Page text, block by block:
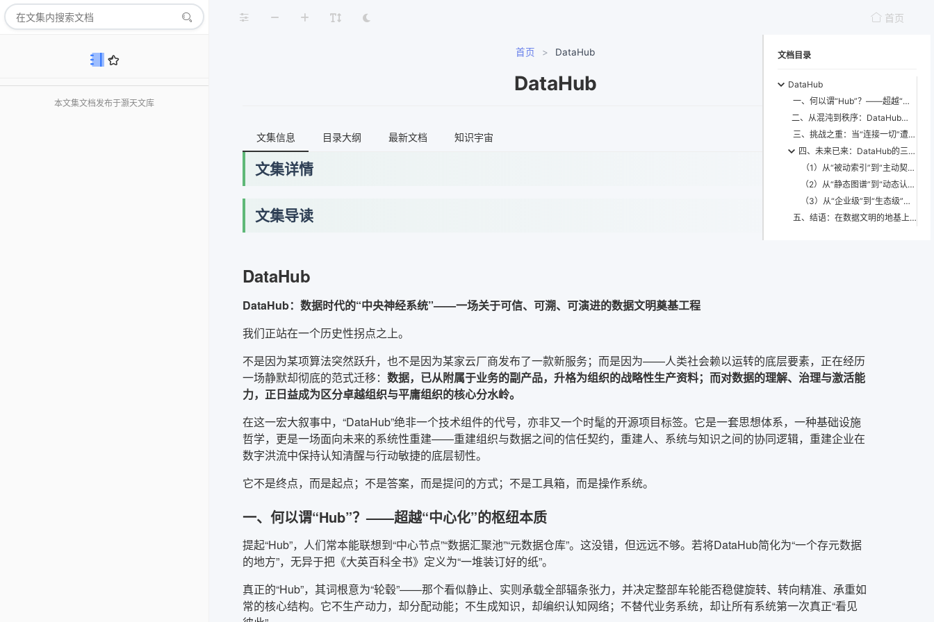
本文集文档发布于灏天文库
首页
首页 > DataHub
DataHub
文集信息 目录大纲 最新文档 知识宇宙
文集详情
文集导读
DataHub
DataHub：数据时代的“中央神经系统”——一场关于可信、可溯、可演进的数据文明奠基工程
我们正站在一个历史性拐点之上。
不是因为某项算法突然跃升，也不是因为某家云厂商发布了一款新服务；而是因为——人类社会赖以运转的底层要素，正在经历
一场静默却彻底的范式迁移：数据，已从附属于业务的副产品，升格为组织的战略性生产资料；而对数据的理解、治理与激活能
力，正日益成为区分卓越组织与平庸组织的核心分水岭。
在这一宏大叙事中，“DataHub”绝非一个技术组件的代号，亦非又一个时髦的开源项目标签。它是一套思想体系，一种基础设施
哲学，更是一场面向未来的系统性重建——重建组织与数据之间的信任契约，重建人、系统与知识之间的协同逻辑，重建企业在
数字洪流中保持认知清醒与行动敏捷的底层韧性。
它不是终点，而是起点；不是答案，而是提问的方式；不是工具箱，而是操作系统。
一、何以谓“Hub”？——超越“中心化”的枢纽本质
提起“Hub”，人们常本能联想到“中心节点”“数据汇聚池”“元数据仓库”。这没错，但远远不够。若将DataHub简化为“一个存元数据
的地方”，无异于把《大英百科全书》定义为“一堆装订好的纸”。
真正的“Hub”，其词根意为“轮毂”——那个看似静止、实则承载全部辐条张力，并决定整部车轮能否稳健旋转、转向精准、承重如
常的核心结构。它不生产动力，却分配动能；不生成知识，却编织认知网络；不替代业务系统，却让所有系统第一次真正“看见
文档目录
DataHub
一、何以谓“Hub”？——超越“中心化”的枢纽本质
二、从混沌到秩序：DataHub的发展脉络——一场静默的范式革命
三、挑战之重：当“连接一切”遭遇现实的褶皱
四、未来已来：DataHub的三大演进方向
（1）从“被动索引”到“主动契约”：Schema即协议（Schema-as-Protocol）
（2）从“静态图谱”到“动态认知体”：元数据驱动的自主数据代理（Autonomous Data Agent）
（3）从“企业级”到“生态级”：跨组织元数据联邦（Cross-Organizational Metadata Federation）
五、结语：在数据文明的地基上，刻下我们的名字